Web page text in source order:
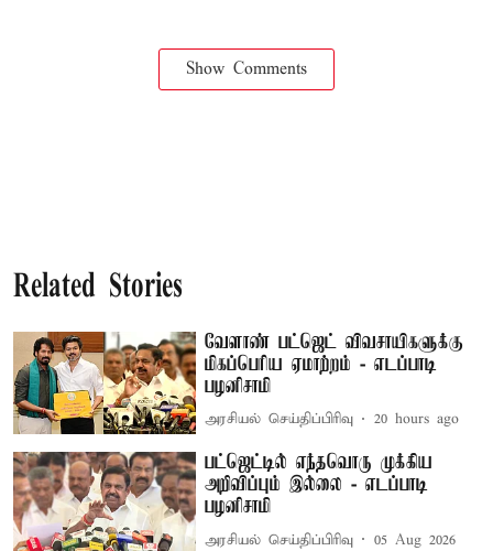
Show Comments
Related Stories
வேளாண் பட்ஜெட் விவசாயிகளுக்கு
மிகப்பெரிய ஏமாற்றம் - எடப்பாடி
பழனிசாமி
அரசியல் செய்திப்பிரிவு 20 hours ago
பட்ஜெட்டில் எந்தவொரு முக்கிய
அறிவிப்பும் இல்லை - எடப்பாடி
பழனிசாமி
அரசியல் செய்திப்பிரிவு 05 Aug 2026